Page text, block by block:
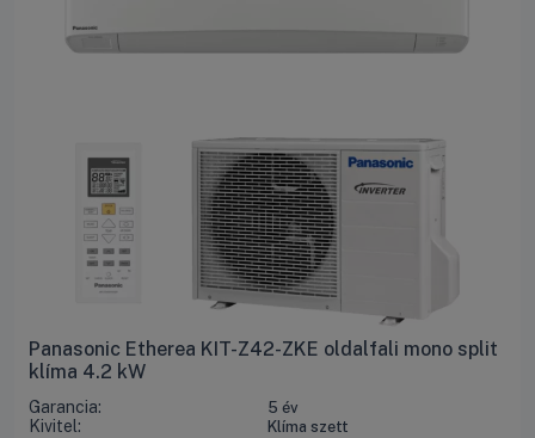
Panasonic Etherea KIT-Z42-ZKE oldalfali mono split
klíma 4.2 kW
Garancia: 5 év
Kivitel: Klíma szett